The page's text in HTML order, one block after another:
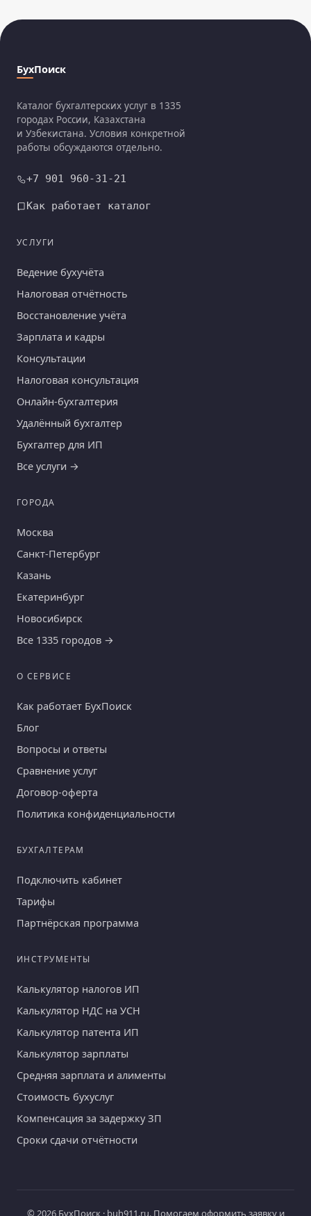
БухПоиск
Каталог бухгалтерских услуг в 1335
городах России, Казахстана
и Узбекистана. Условия конкретной
работы обсуждаются отдельно.
+7 901 960-31-21
Как работает каталог
УСЛУГИ
Ведение бухучёта
Налоговая отчётность
Восстановление учёта
Зарплата и кадры
Консультации
Налоговая консультация
Онлайн-бухгалтерия
Удалённый бухгалтер
Бухгалтер для ИП
Все услуги →
ГОРОДА
Москва
Санкт-Петербург
Казань
Екатеринбург
Новосибирск
Все 1335 городов →
О СЕРВИСЕ
Как работает БухПоиск
Блог
Вопросы и ответы
Сравнение услуг
Договор-оферта
Политика конфиденциальности
БУХГАЛТЕРАМ
Подключить кабинет
Тарифы
Партнёрская программа
ИНСТРУМЕНТЫ
Калькулятор налогов ИП
Калькулятор НДС на УСН
Калькулятор патента ИП
Калькулятор зарплаты
Средняя зарплата и алименты
Стоимость бухуслуг
Компенсация за задержку ЗП
Сроки сдачи отчётности
© 2026 БухПоиск · buh911.ru. Помогаем оформить заявку и